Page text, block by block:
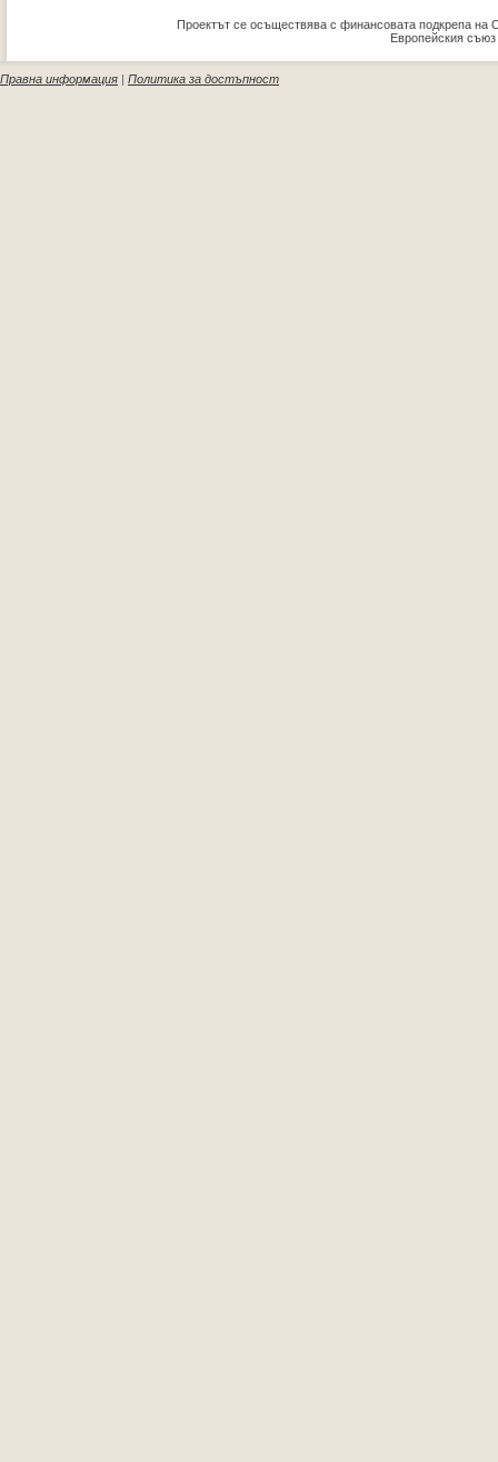
Проектът се осъществява с финансовата подкрепа на
Европейския
Правна информация | Политика за достъпност